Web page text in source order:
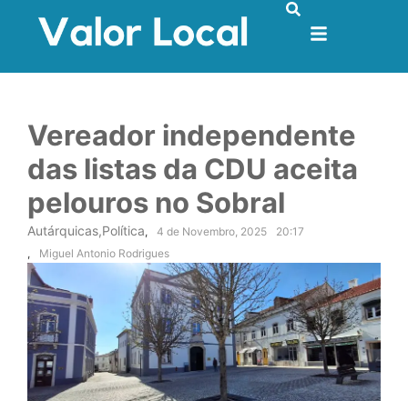
Vereador independente
das listas da CDU aceita
pelouros no Sobral
Autárquicas,Política, 4 de Novembro, 2025
20:17
,
Miguel Antonio Rodrigues